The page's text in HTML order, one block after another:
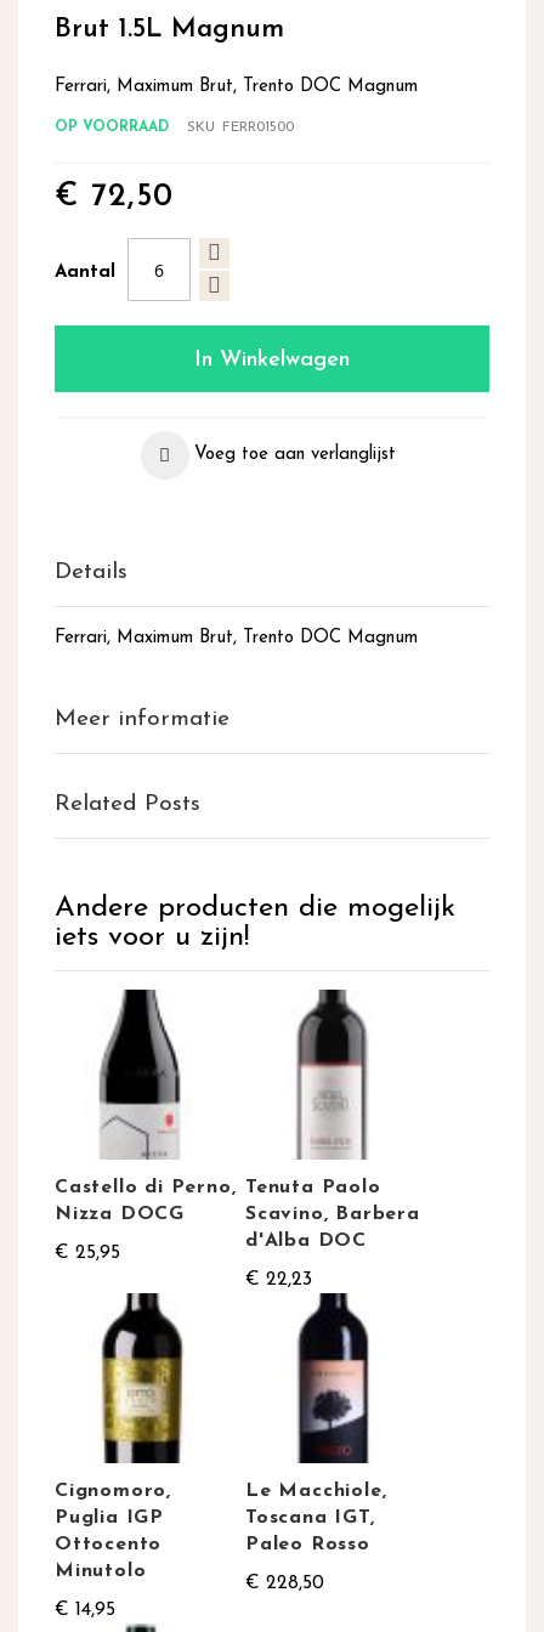
van
afbeeldingen-
Brut 1.5L Magnum
Ferrari, Maximum Brut, Trento DOC Magnum
OP VOORRAAD SKU FERR01500
€ 72,50
Aantal
In Winkelwagen
Voeg toe aan verlanglijst
Details
Ferrari, Maximum Brut, Trento DOC Magnum
Meer informatie
Related Posts
Andere producten die mogelijk
iets voor u zijn!
Castello di Perno,
Nizza DOCG
€ 25,95
Tenuta Paolo
Scavino, Barbera
d'Alba DOC
€ 22,23
Cignomoro,
Puglia IGP
Ottocento
Minutolo
€ 14,95
Le Macchiole,
Toscana IGT,
Paleo Rosso
€ 228,50